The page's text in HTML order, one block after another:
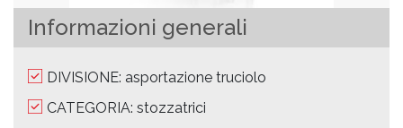
Informazioni generali
DIVISIONE: asportazione truciolo
CATEGORIA: stozzatrici